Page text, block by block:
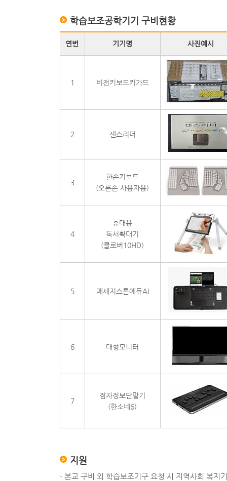
학습보조공학기기 구비현황
연번 기기명 사진예시
1 비전키보드키가드
2 센스리더
3
한손키보드
(오른손 사용자용)
4
휴대용
독서확대기
(클로버10HD)
5 메세지스톤에듀AI
6 대형모니터
7
점자정보단말기
(한소네6)
지원
- 본교 구비 외 학습보조기구 요청 시 지역사회 복지